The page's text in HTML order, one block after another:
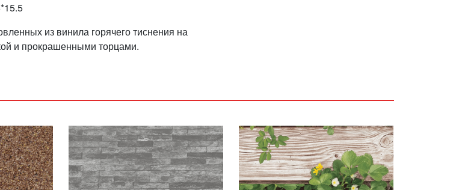
из винила горячего тиснения на
и прокрашенными торцами.